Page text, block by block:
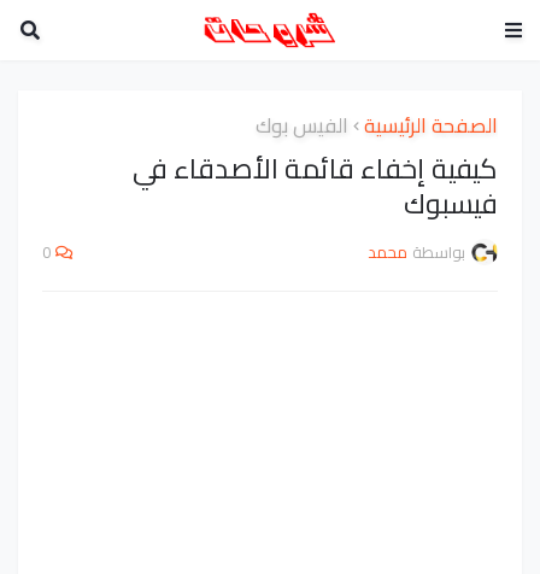
الصفحة الرئيسية الفيس بوك
كيفية إخفاء قائمة الأصدقاء في
فيسبوك
بواسطة محمد 0